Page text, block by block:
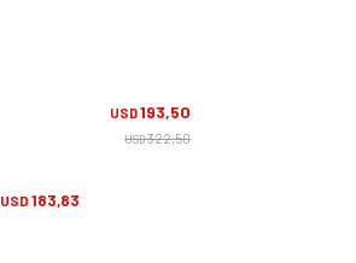
USD193,50
USD322,50
USD 183,83